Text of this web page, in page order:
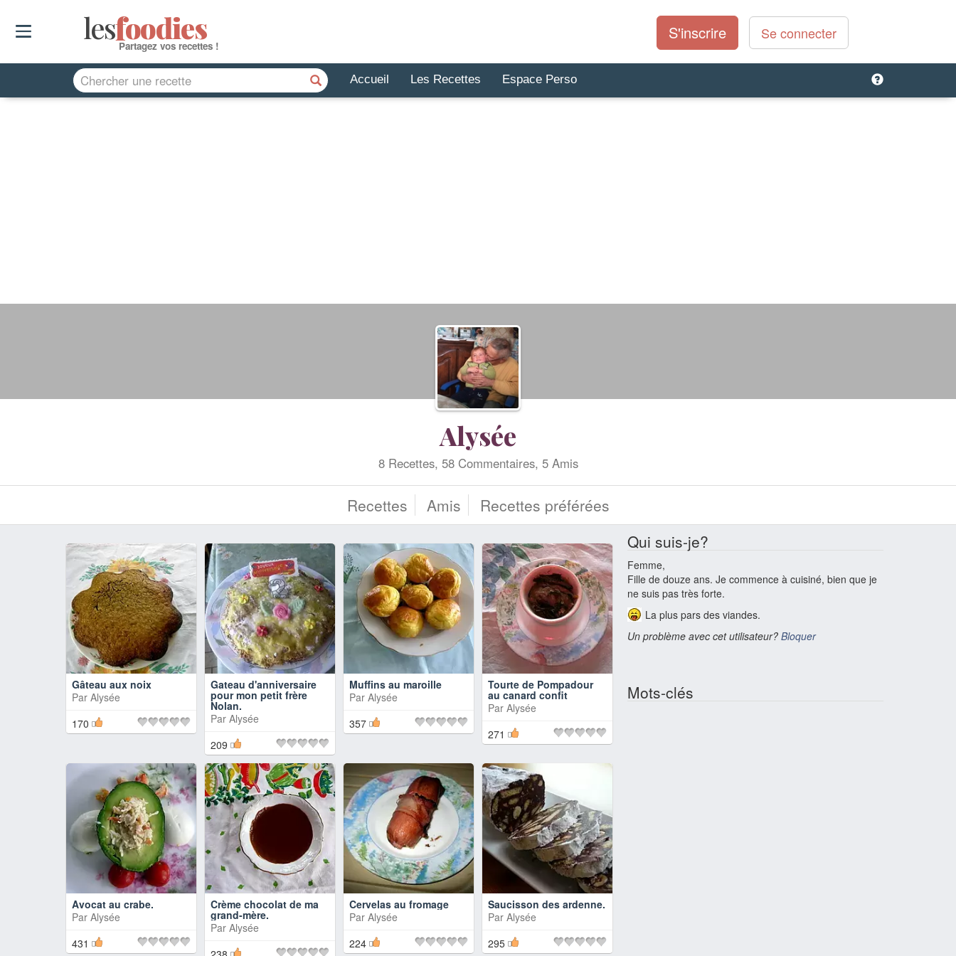
lesfoodies
Partagez vos recettes !
S'inscrire Se connecter
Accueil Les Recettes Espace Perso
Alysée
8 Recettes, 58 Commentaires, 5 Amis
Recettes Amis Recettes préférées
Gâteau aux noix
Par Alysée
170
Gateau d'anniversaire
pour mon petit frère
Nolan.
Par Alysée
209
Muffins au maroille
Par Alysée
357
Tourte de Pompadour
au canard confit
Par Alysée
271
Avocat au crabe.
Par Alysée
431
Crème chocolat de ma
grand-mère.
Par Alysée
Cervelas au fromage
Par Alysée
224
Saucisson des ardenne.
Par Alysée
295
Qui suis-je?
Femme,
Fille de douze ans. Je commence à cuisiné, bien que je
ne suis pas très forte.
La plus pars des viandes.
Un problème avec cet utilisateur? Bloquer
Mots-clés